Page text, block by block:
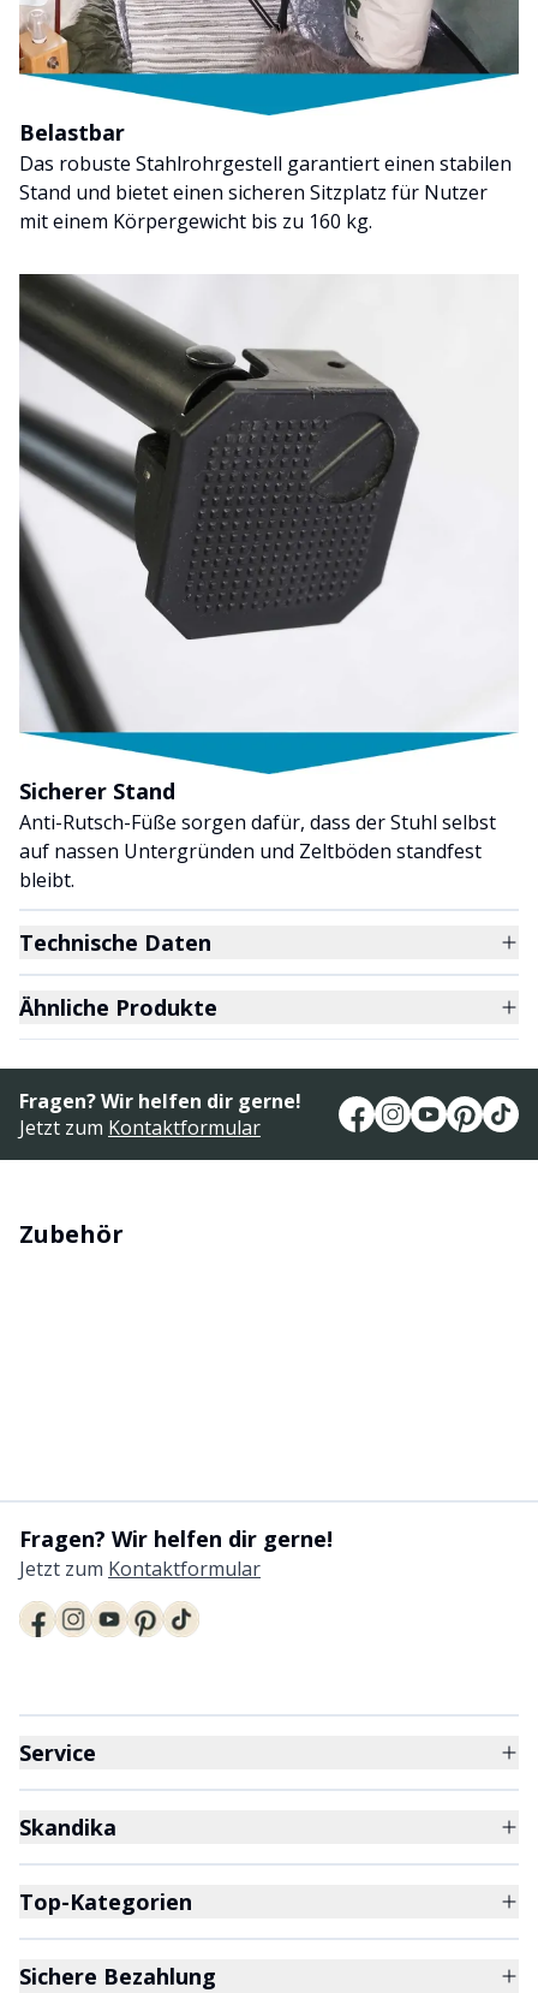
Belastbar
Das robuste Stahlrohrgestell garantiert einen stabilen
Stand und bietet einen sicheren Sitzplatz für Nutzer
mit einem Körpergewicht bis zu 160 kg.
Sicherer Stand
Anti-Rutsch-Füße sorgen dafür, dass der Stuhl selbst
auf nassen Untergründen und Zeltböden standfest
bleibt.
Technische Daten
Ähnliche Produkte
Fragen? Wir helfen dir gerne!
Jetzt zum Kontaktformular
Zubehör
Fragen? Wir helfen dir gerne!
Jetzt zum Kontaktformular
Service
Skandika
Top-Kategorien
Sichere Bezahlung